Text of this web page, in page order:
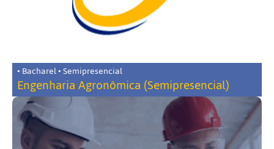
• Bacharel • Semipresencial
Engenharia Agronômica (Semipresencial)